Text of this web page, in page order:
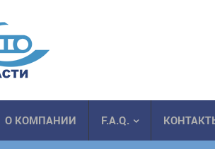
О КОМПАНИИ F.A.Q.